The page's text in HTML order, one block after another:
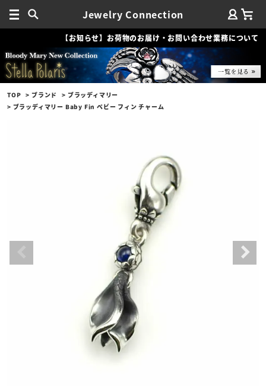
Jewelry Connection
【お知らせ】お荷物のお届け・お問い合わせ業務について
TOP ブランド
ブラッディマリー
ブラッディマリー Baby Fin ベビー フィン チャーム